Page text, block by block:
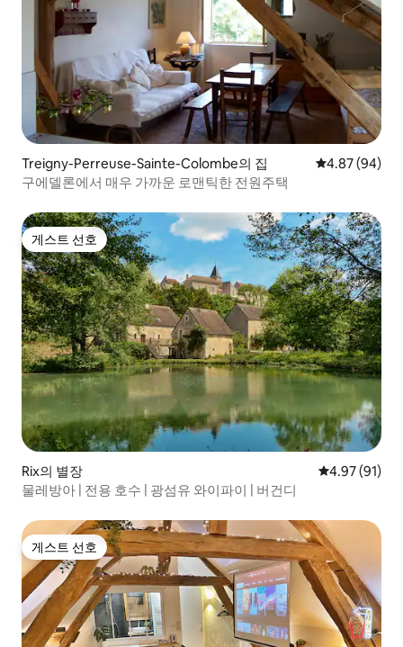
Treigny-Perreuse-Sainte-Colombe의 집 평점 4.87점(5
4.87 (94)
구에델론에서 매우 가까운 로맨틱한 전원주택
게스트 선호
게스트 선호
Rix의 별장 평점 4.97점
4.97 (91)
물레방아 | 전용 호수 | 광섬유 와이파이 | 버건디
게스트 선호
게스트 선호